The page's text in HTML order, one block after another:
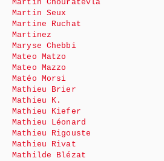
Martin Chouratévla
Martin Seux
Martine Ruchat
Martinez
Maryse Chebbi
Mateo Matzo
Mateo Mazzo
Matéo Morsi
Mathieu Brier
Mathieu K.
Mathieu Kiefer
Mathieu Léonard
Mathieu Rigouste
Mathieu Rivat
Mathilde Blézat